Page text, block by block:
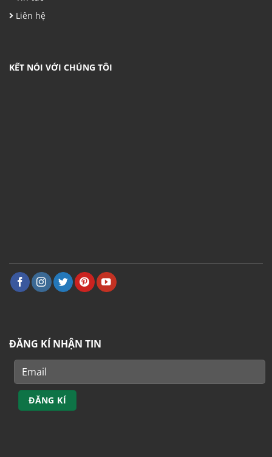
Liên hệ
KẾT NÓI VỚI CHÚNG TÔI
ĐĂNG KÍ NHẬN TIN